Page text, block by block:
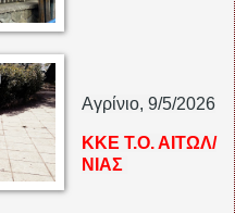
Αγρίνιο, 9/5/2026
ΚΚΕ Τ.Ο. ΑΙΤΩΛ/
ΝΙΑΣ